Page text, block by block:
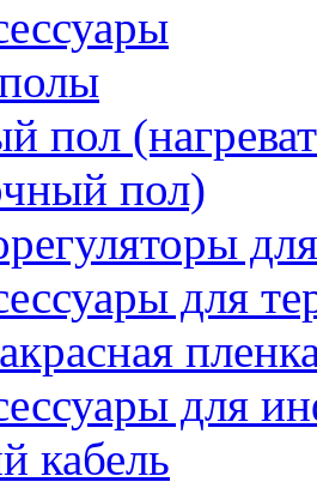
пол
пол)
для
для
кабель